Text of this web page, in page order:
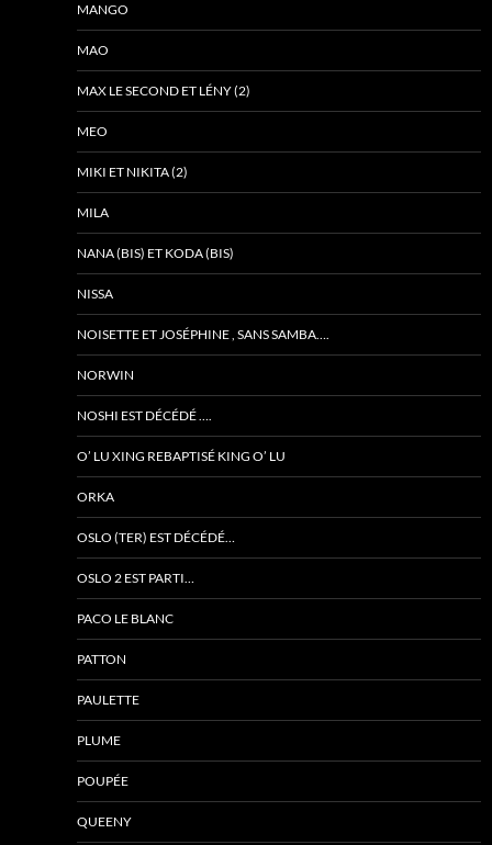
MANGO
MAO
MAX LE SECOND ET LÉNY (2)
MEO
MIKI ET NIKITA (2)
MILA
NANA (BIS) ET KODA (BIS)
NISSA
NOISETTE ET JOSÉPHINE , SANS SAMBA….
NORWIN
NOSHI EST DÉCÉDÉ ….
O’ LU XING REBAPTISÉ KING O’ LU
ORKA
OSLO (TER) EST DÉCÉDÉ…
OSLO 2 EST PARTI…
PACO LE BLANC
PATTON
PAULETTE
PLUME
POUPÉE
QUEENY